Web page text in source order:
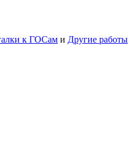
к ГОСам и Другие работы